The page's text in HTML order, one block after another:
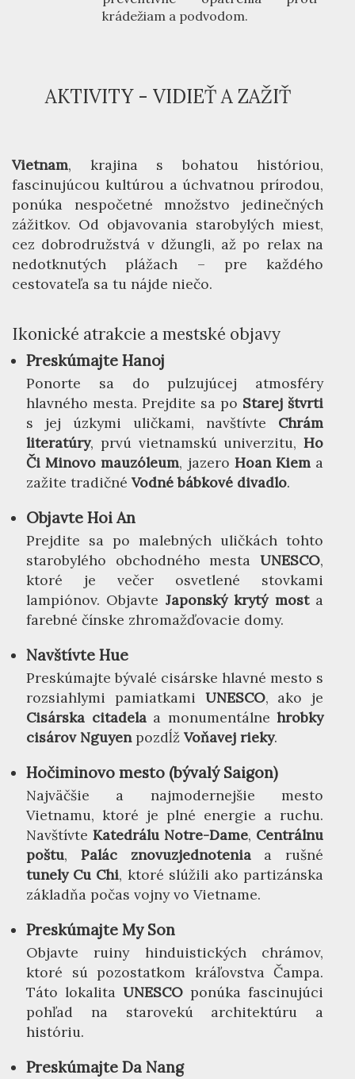
krádežiam a podvodom.
AKTIVITY - VIDIEŤ A ZAŽIŤ
Vietnam, krajina s bohatou históriou,
fascinujúcou kultúrou a úchvatnou prírodou,
ponúka nespočetné množstvo jedinečných
zážitkov. Od objavovania starobylých miest,
cez dobrodružstvá v džungli, až po relax na
nedotknutých plážach – pre každého
cestovateľa sa tu nájde niečo.
Ikonické atrakcie a mestské objavy
Preskúmajte Hanoj
Ponorte sa do pulzujúcej atmosféry
hlavného mesta. Prejdite sa po Starej štvrti
s jej úzkymi uličkami, navštívte Chrám
literatúry, prvú vietnamskú univerzitu, Ho
Či Minovo mauzóleum, jazero Hoan Kiema
zažite tradičné Vodné bábkové divadlo.
Objavte Hoi An
Prejdite sa po malebných uličkách tohto
starobylého obchodného mesta UNESCO,
ktoré je večer osvetlené stovkami
lampiónov. Objavte Japonský krytý mosta
farebné čínske zhromažďovacie domy.
Navštívte Hue
Preskúmajte bývalé cisárske hlavné mesto s
rozsiahlymi pamiatkami UNESCO, ako je
Cisárska citadelaa monumentálne hrobky
cisárov Nguyenpozdĺž Voňavej rieky.
Hočiminovo mesto (bývalý Saigon)
Najväčšie a najmodernejšie mesto
Vietnamu, ktoré je plné energie a ruchu.
Navštívte Katedrálu Notre-Dame, Centrálnu
poštu, Palác znovuzjednoteniaa rušné
tunely Cu Chi, ktoré slúžili ako partizánska
základňa počas vojny vo Vietname.
Preskúmajte My Son
Objavte ruiny hinduistických chrámov,
ktoré sú pozostatkom kráľovstva Čampa.
Táto lokalita UNESCO ponúka fascinujúci
pohľad na starovekú architektúru a
históriu.
Preskúmajte Da Nang